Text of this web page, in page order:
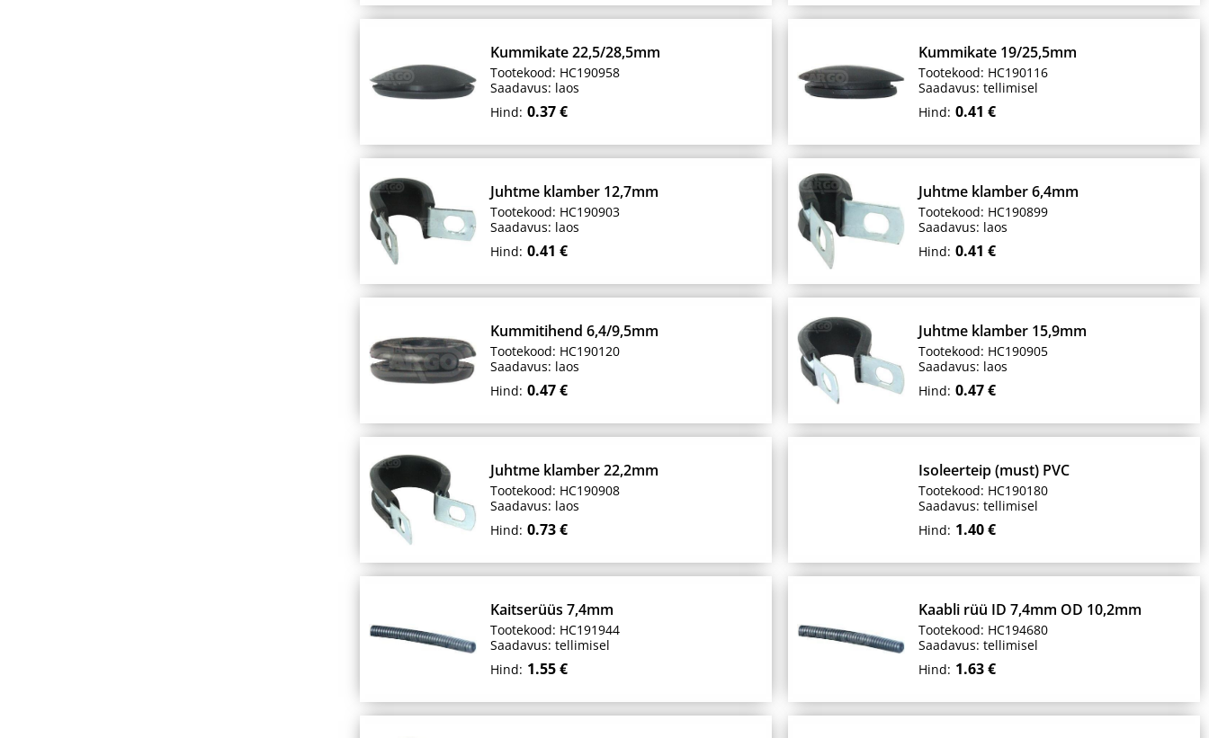
Kummikate 22,5/28,5mm
Tootekood: HC190958
Saadavus: laos
Hind: 0.37 €
Kummikate 19/25,5mm
Tootekood: HC190116
Saadavus: tellimisel
Hind: 0.41 €
Juhtme klamber 12,7mm
Tootekood: HC190903
Saadavus: laos
Hind: 0.41 €
Juhtme klamber 6,4mm
Tootekood: HC190899
Saadavus: laos
Hind: 0.41 €
Kummitihend 6,4/9,5mm
Tootekood: HC190120
Saadavus: laos
Hind: 0.47 €
Juhtme klamber 15,9mm
Tootekood: HC190905
Saadavus: laos
Hind: 0.47 €
Juhtme klamber 22,2mm
Tootekood: HC190908
Saadavus: laos
Hind: 0.73 €
Isoleerteip (must) PVC
Tootekood: HC190180
Saadavus: tellimisel
Hind: 1.40 €
Kaitserüüs 7,4mm
Tootekood: HC191944
Saadavus: tellimisel
Hind: 1.55 €
Kaabli rüü ID 7,4mm OD 10,2mm
Tootekood: HC194680
Saadavus: tellimisel
Hind: 1.63 €